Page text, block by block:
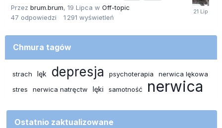
Przez brum.brum, 19 Lipca w Off-topic
47 odpowiedzi 1 291 wyświetleń
Chmura tagów
strach lęk depresja psychoterapia
nerwica lękowa
stres
nerwica natręctw lęki samotność nerwica
Ostatnio zaktualizowane